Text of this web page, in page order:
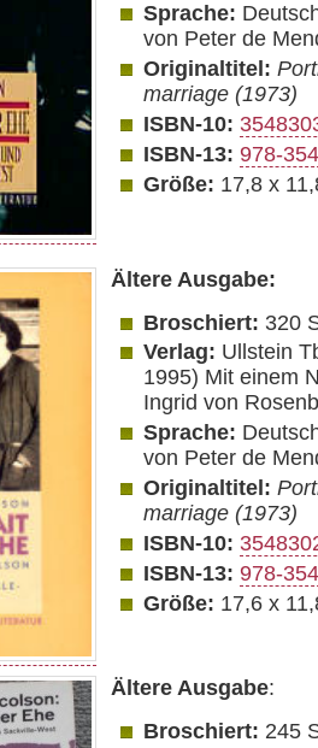
Sprache:
von Peter de
Originaltitel:
marriage (1973)
ISBN-10:
ISBN-13: 978-
Größe: 17,8 x
Ältere Ausgabe:
Broschiert: 320
Verlag: Ullstein
1995) Mit einem
Ingrid von
Sprache:
von Peter de
Originaltitel:
marriage (1973)
ISBN-10:
ISBN-13: 978-
Größe: 17,6 x
Ältere Ausgabe:
Broschiert: 245